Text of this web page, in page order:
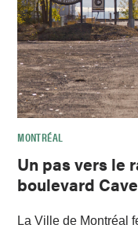
MONTRÉAL
Un pas vers le
boulevard
La Ville de Montréal